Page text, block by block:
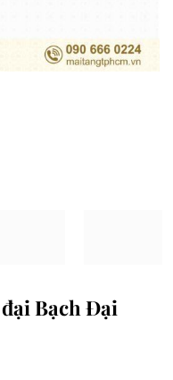
Bạch Đại